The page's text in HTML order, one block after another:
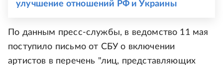
улучшение отношений РФ и Украины
По данным пресс-службы, в ведомство 11 мая
поступило письмо от СБУ о включении
артистов в перечень "лиц, представляющих